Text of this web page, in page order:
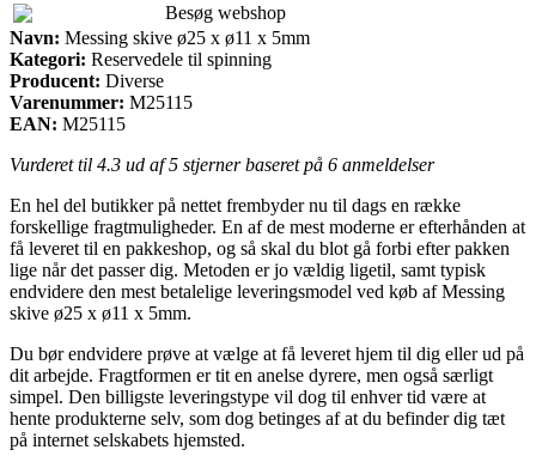
Besøg webshop
Navn: Messing skive ø25 x ø11 x 5mm
Kategori: Reservedele til spinning
Producent: Diverse
Varenummer: M25115
EAN: M25115
Vurderet til 4.3 ud af 5 stjerner baseret på 6 anmeldelser
En hel del butikker på nettet frembyder nu til dags en række
forskellige fragtmuligheder. En af de mest moderne er efterhånden at
få leveret til en pakkeshop, og så skal du blot gå forbi efter pakken
lige når det passer dig. Metoden er jo vældig ligetil, samt typisk
endvidere den mest betalelige leveringsmodel ved køb af Messing
skive ø25 x ø11 x 5mm.
Du bør endvidere prøve at vælge at få leveret hjem til dig eller ud på
dit arbejde. Fragtformen er tit en anelse dyrere, men også særligt
simpel. Den billigste leveringstype vil dog til enhver tid være at
hente produkterne selv, som dog betinges af at du befinder dig tæt
på internet selskabets hjemsted.